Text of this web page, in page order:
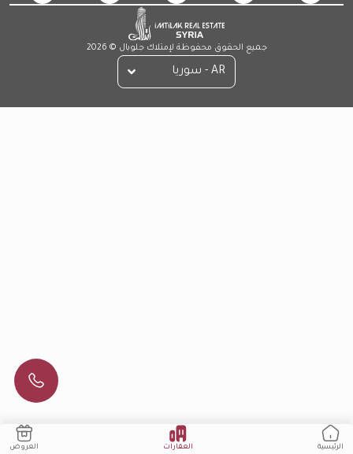
الرئيسية العقارات العروض
جميع الحقوق محفوظة لإمتلاك جلوبال © 2026
AR - سوريا